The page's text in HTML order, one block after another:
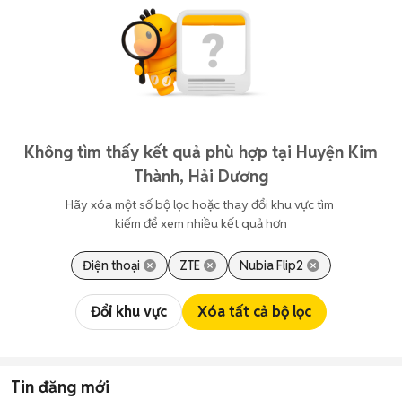
Không tìm thấy kết quả phù hợp tại Huyện Kim
Thành, Hải Dương
Hãy xóa một số bộ lọc hoặc thay đổi khu vực tìm
kiếm để xem nhiều kết quả hơn
Điện thoại ZTE Nubia Flip2
Đổi khu vực Xóa tất cả bộ lọc
Tin đăng mới